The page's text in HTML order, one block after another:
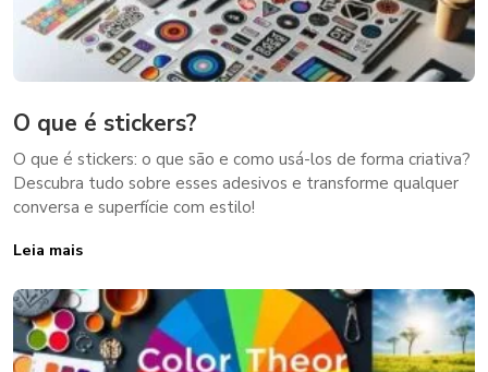
O que é stickers?
O que é stickers: o que são e como usá-los de forma criativa?
Descubra tudo sobre esses adesivos e transforme qualquer
conversa e superfície com estilo!
Leia mais